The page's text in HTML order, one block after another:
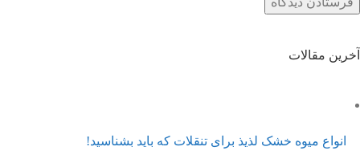
آخرین مقالات
انواع میوه خشک لذیذ برای تنقلات که باید بشناسید!